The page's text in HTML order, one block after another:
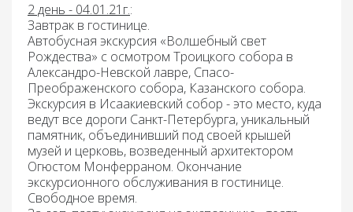
2 день - 04.01.21г.:
Завтрак в гостинице.
Автобусная экскурсия «Волшебный свет
Рождества» с осмотром Троицкого собора в
Александро-Невской лавре, Спасо-
Преображенского собора, Казанского собора.
Экскурсия в Исаакиевский собор -это место, куда
ведут все дороги Санкт-Петербурга, уникальный
памятник, объединивший под своей крышей
музей и церковь, возведенный архитектором
Огюстом Монферраном. Окончание
экскурсионного обслуживания в гостинице.
Свободное время.